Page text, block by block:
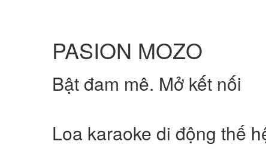
PASION MOZO
Bật đam mê. Mở kết nối
Loa karaoke di động thế